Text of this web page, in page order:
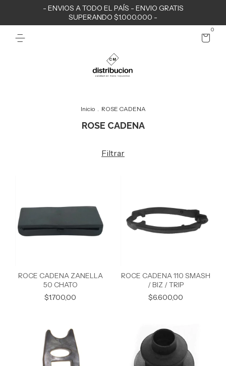
- ENVIOS A TODO EL PAÍS - ENVIO GRATIS
SUPERANDO $1.000.000 -
0
Inicio . ROSE CADENA
ROSE CADENA
Filtrar
ROCE CADENA ZANELLA
50 CHATO
$1.700,00
ROCE CADENA 110 SMASH
/ BIZ / TRIP
$6.600,00